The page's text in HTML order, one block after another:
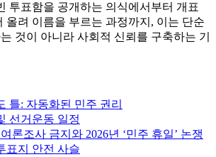
투표함을 공개하는 의식에서부터 개표
올려 이름을 부르는 과정까지, 이는 단순
것이 아니라 사회적 신뢰를 구축하는 기
틀: 자동화된 민주 권리
선거운동 일정
론조사 금지와 2026년 ‘민주 휴일’ 논쟁
표지 안전 사슬